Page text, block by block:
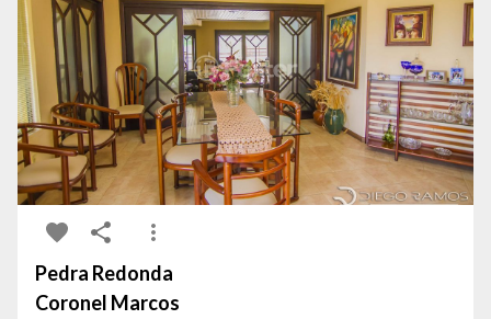
Pedra Redonda
Coronel Marcos